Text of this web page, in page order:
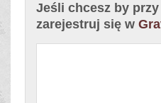
Jeśli chcesz by
zarejestruj się w